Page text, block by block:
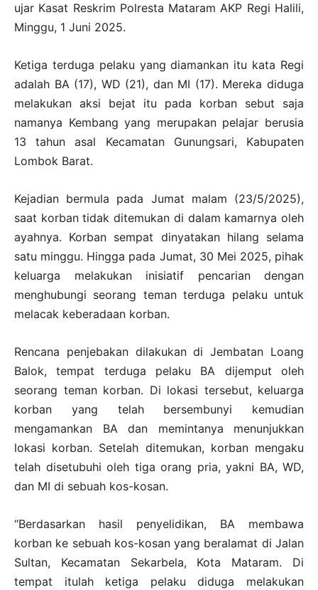
ujar Kasat Reskrim Polresta Mataram AKP Regi Halili,
Minggu, 1 Juni 2025.
Ketiga terduga pelaku yang diamankan itu kata Regi
adalah BA (17), WD (21), dan MI (17). Mereka diduga
melakukan aksi bejat itu pada korban sebut saja
namanya Kembang yang merupakan pelajar berusia
13 tahun asal Kecamatan Gunungsari, Kabupaten
Lombok Barat.
Kejadian bermula pada Jumat malam (23/5/2025),
saat korban tidak ditemukan di dalam kamarnya oleh
ayahnya. Korban sempat dinyatakan hilang selama
satu minggu. Hingga pada Jumat, 30 Mei 2025, pihak
keluarga melakukan inisiatif pencarian dengan
menghubungi seorang teman terduga pelaku untuk
melacak keberadaan korban.
Rencana penjebakan dilakukan di Jembatan Loang
Balok, tempat terduga pelaku BA dijemput oleh
seorang teman korban. Di lokasi tersebut, keluarga
korban yang telah bersembunyi kemudian
mengamankan BA dan memintanya menunjukkan
lokasi korban. Setelah ditemukan, korban mengaku
telah disetubuhi oleh tiga orang pria, yakni BA, WD,
dan MI di sebuah kos-kosan.
“Berdasarkan hasil penyelidikan, BA membawa
korban ke sebuah kos-kosan yang beralamat di Jalan
Sultan, Kecamatan Sekarbela, Kota Mataram. Di
tempat itulah ketiga pelaku diduga melakukan